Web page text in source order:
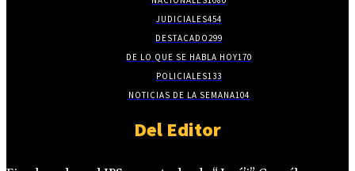
JUDICIALES454
DESTACADO299
DE LO QUE SE HABLA HOY170
POLICIALES133
NOTICIAS DE LA SEMANA104
Del Editor